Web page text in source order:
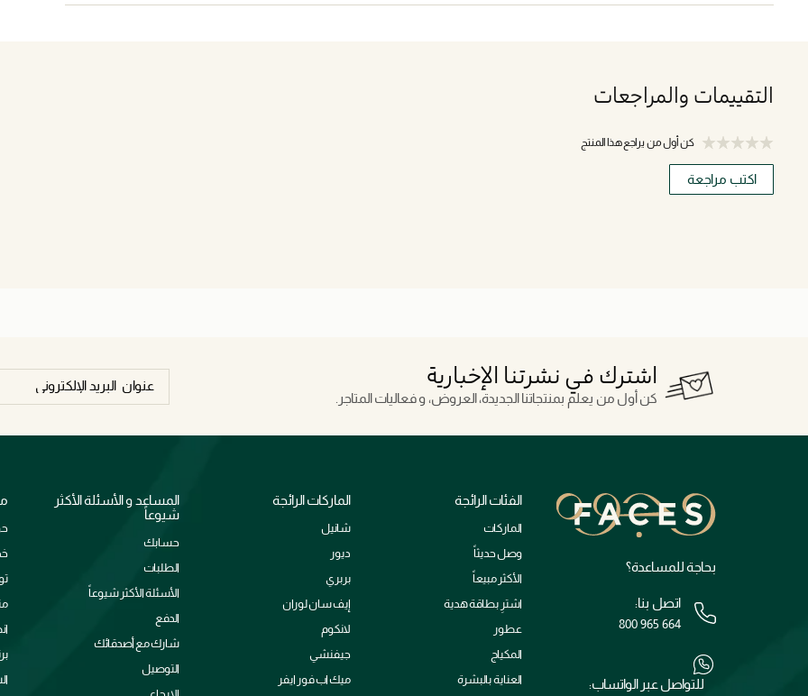
التقييمات والمراجعات
كن أول من يراجع هذا المنتج
اكتب مراجعة
اشترك في نشرتنا الإخبارية
كن أول من يعلم بمنتجاتنا الجديدة، العروض، و فعاليات المتاجر.
بحاجة للمساعدة؟
اتصل بنا:
800 965 664
للتواصل عبر الواتساب:
الفئات الرائجة
الماركات
وصل حديثاً
الأكثر مبيعاً
اشترِ بطاقة هدية
عطور
المكياج
العناية بالبشرة
الماركات الرائجة
شانيل
ديور
بربري
إيف سان لوران
لانكوم
جيفنشي
ميك اب فور ايفر
المساعد و الأسئلة الأكثر
شيوعاً
حسابك
الطلبات
الأسئلة الأكثر شيوعاً
الدفع
شارك مع أصدقائك
التوصيل